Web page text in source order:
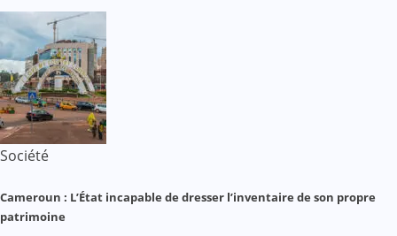
Société
Cameroun : L’État incapable de dresser l’inventaire de son propre
patrimoine